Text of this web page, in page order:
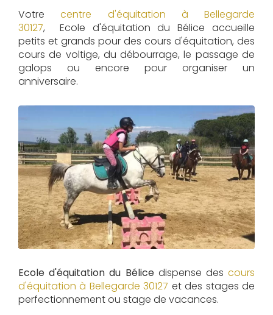
Votrecentre d'équitation à Bellegarde
30127, Ecole d'équitation du Bélice accueille
petits et grands pour des cours d'équitation, des
cours de voltige, du débourrage, le passage de
galops ou encore pour organiser un
anniversaire.
Ecole d'équitation du Bélicedispense des cours
d'équitation à Bellegarde 30127 et des stages de
perfectionnement ou stage de vacances.